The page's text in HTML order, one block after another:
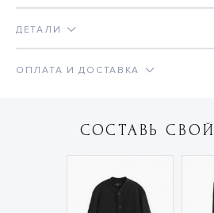
ДЕТАЛИ
ОПЛАТА И ДОСТАВКА
СОСТАВЬ